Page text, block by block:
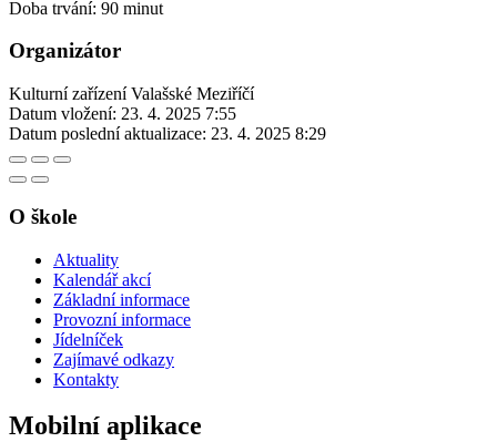
Doba trvání: 90 minut
Organizátor
Kulturní zařízení Valašské Meziříčí
Datum vložení: 23. 4. 2025 7:55
Datum poslední aktualizace: 23. 4. 2025 8:29
O škole
Aktuality
Kalendář akcí
Základní informace
Provozní informace
Jídelníček
Zajímavé odkazy
Kontakty
Mobilní aplikace